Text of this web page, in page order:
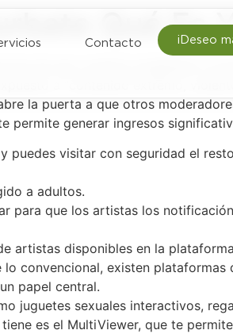
Contacto ¡Deseo
Qué Es
de que cumple la legalidad. El
a “contenido extremo,
la puerta a que otros
permite generar ingresos
visitar con seguridad el
a adultos.
para que los artistas los
artistas disponibles en la
convencional, existen
papel central.
juguetes sexuales interactivos,
es el MultiViewer, que te